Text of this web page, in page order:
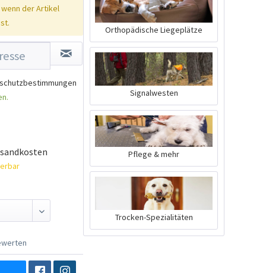
der Artikel
Orthopädische Liegeplätze
Signalwesten
Pflege & mehr
Trocken-Spezialitäten